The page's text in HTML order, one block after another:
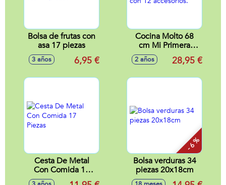
Bolsa de frutas con
asa 17 piezas
3 años 6,95 €
Cocina Molto 68
cm Mi Primera
Cocina con 12
accesorios.
2 años 28,95 €
Cesta De Metal
Con Comida 17
Piezas
- 6 %
Bolsa verduras 34
piezas 20x18cm